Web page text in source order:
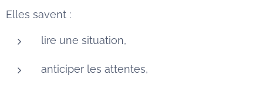
Elles savent :
lire une situation,
anticiper les attentes,